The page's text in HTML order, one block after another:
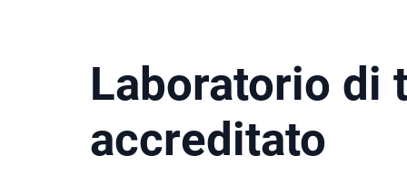
Laboratorio di
accreditato